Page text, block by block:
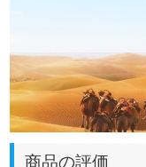
商品の評価